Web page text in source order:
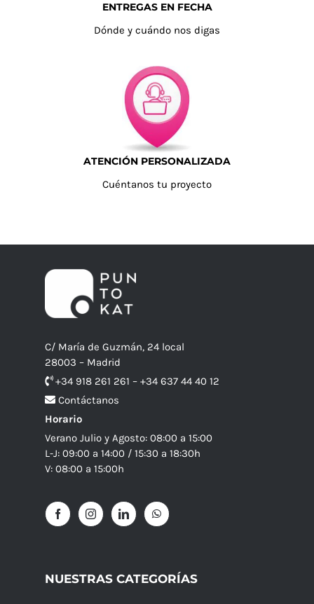
ENTREGAS EN FECHA
Dónde y cuándo nos digas
ATENCIÓN PERSONALIZADA
Cuéntanos tu proyecto
C/ María de Guzmán, 24 local
28003 – Madrid
+34 918 261 261 – +34 637 44 40 12
Contáctanos
Horario
Verano Julio y Agosto: 08:00 a 15:00
L-J: 09:00 a 14:00 / 15:30 a 18:30h
V: 08:00 a 15:00h
NUESTRAS CATEGORÍAS